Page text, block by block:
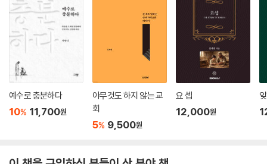
예수로 충분하다
10% 11,700원
아무것도 하지 않는 교
회
5% 9,500원
요 셉
12,000원